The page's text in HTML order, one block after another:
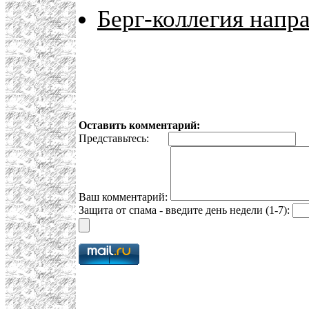
Берг-коллегия
Оставить комментарий:
Представьтесь:
Ваш комментарий:
Защита от спама - введите день недели (1-7):